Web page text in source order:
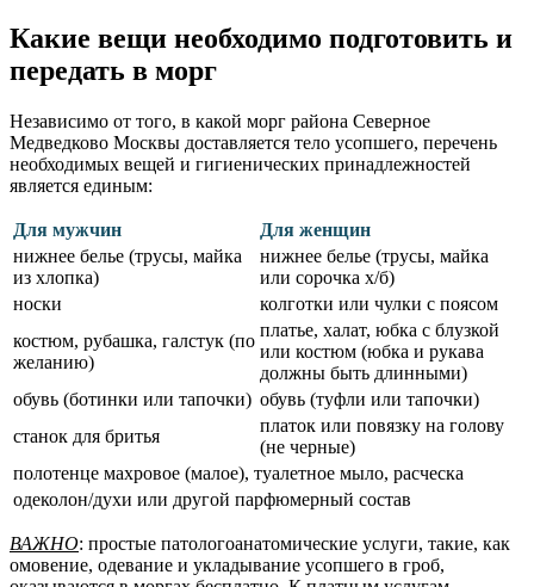
Какие вещи необходимо подготовить и
передать в морг
Независимо от того, в какой морг района Северное
Медведково Москвы доставляется тело усопшего, перечень
необходимых вещей и гигиенических принадлежностей
является единым:
Для мужчин
Для женщин
нижнее белье (трусы, майка
из хлопка)
нижнее белье (трусы, майка
или сорочка х/б)
носки
колготки или чулки с поясом
костюм, рубашка, галстук (по
желанию)
платье, халат, юбка с блузкой
или костюм (юбка и рукава
должны быть длинными)
обувь (ботинки или тапочки) обувь (туфли или тапочки)
станок для бритья
платок или повязку на голову
(не черные)
полотенце махровое (малое), туалетное мыло, расческа
одеколон/духи или другой парфюмерный состав
ВАЖНО: простые патологоанатомические услуги, такие, как
омовение, одевание и укладывание усопшего в гроб,